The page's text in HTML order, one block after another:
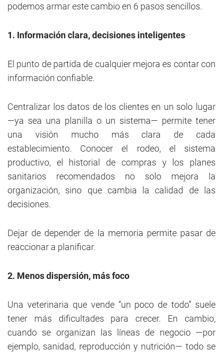
podemos armar este cambio en 6 pasos sencillos.
1. Información clara, decisiones inteligentes
El punto de partida de cualquier mejora es contar con
información confiable.
Centralizar los datos de los clientes en un solo lugar
—ya sea una planilla o un sistema— permite tener
una visión mucho más clara de cada
establecimiento. Conocer el rodeo, el sistema
productivo, el historial de compras y los planes
sanitarios recomendados no solo mejora la
organización, sino que cambia la calidad de las
decisiones.
Dejar de depender de la memoria permite pasar de
reaccionar a planificar.
2. Menos dispersión, más foco
Una veterinaria que vende “un poco de todo” suele
tener más dificultades para crecer. En cambio,
cuando se organizan las líneas de negocio —por
ejemplo, sanidad, reproducción y nutrición— todo se